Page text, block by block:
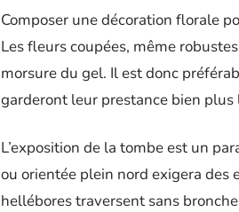
Composer une décoration florale
Les fleurs coupées, même
morsure du gel. Il est donc
garderont leur prestance bien
L’exposition de la tombe est un
ou orientée plein nord exigera des
hellébores traversent sans